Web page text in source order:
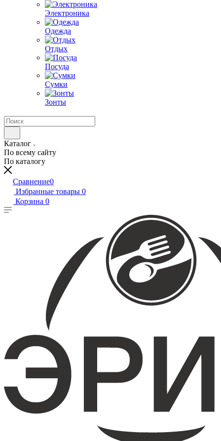
Электроника
Одежда
Отдых
Посуда
Сумки
Зонты
Каталог
По всему сайту
По каталогу
Сравнение0
Избранные товары 0
Корзина 0